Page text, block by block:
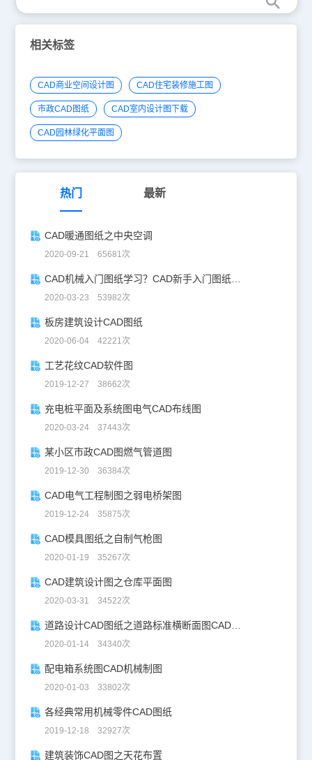
相关标签
CAD商业空间设计图 CAD住宅装修施工图
市政CAD图纸 CAD室内设计图下载
CAD园林绿化平面图
热门 最新
CAD暖通图纸之中央空调
2020-09-21 65681次
CAD机械入门图纸学习？CAD新手入门图纸练习
2020-03-23 53982次
板房建筑设计CAD图纸
2020-06-04 42221次
工艺花纹CAD软件图
2019-12-27 38662次
充电桩平面及系统图电气CAD布线图
2020-03-24 37443次
某小区市政CAD图燃气管道图
2019-12-30 36384次
CAD电气工程制图之弱电桥架图
2019-12-24 35875次
CAD模具图纸之自制气枪图
2020-01-19 35267次
CAD建筑设计图之仓库平面图
2020-03-31 34522次
道路设计CAD图纸之道路标准横断面图CAD图纸
2020-01-14 34340次
配电箱系统图CAD机械制图
2020-01-03 33802次
各经典常用机械零件CAD图纸
2019-12-18 32927次
建筑装饰CAD图之天花布置